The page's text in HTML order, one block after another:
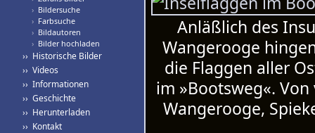
› Bildersuche
› Farbsuche
› Bildautoren
› Bilder hochladen
›› Historische Bilder
›› Videos
›› Informationen
›› Geschichte
›› Herunterladen
›› Kontakt
Anläßlich des
Wangerooge
die Flaggen aller
im »Bootsweg«.
Wangerooge,